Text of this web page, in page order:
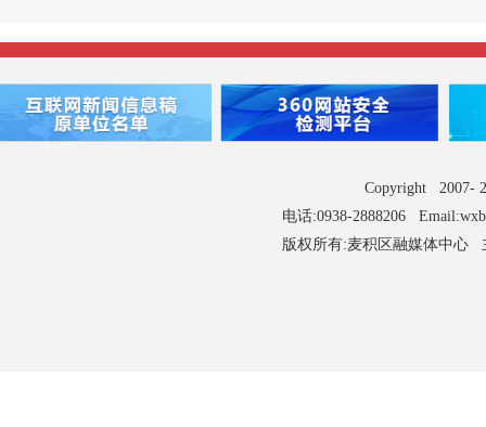
Copyright 2007-
电话:0938-2888206
版权所有:麦积区融媒体中心